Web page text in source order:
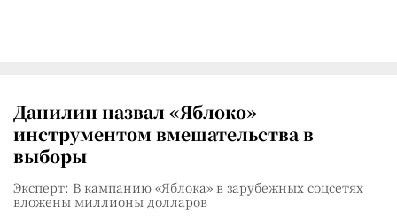
Данилин назвал «Яблоко»
инструментом вмешательства в
выборы
Эксперт: В кампанию «Яблока» в зарубежных соцсетях
вложены миллионы долларов